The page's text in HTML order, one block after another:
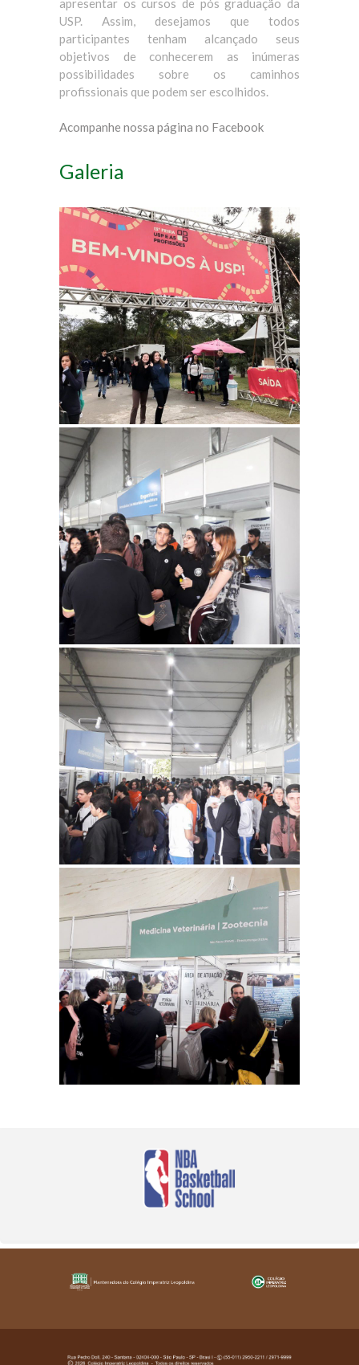
apresentar os cursos de pós graduação da
USP. Assim, desejamos que todos
participantes tenham alcançado seus
objetivos de conhecerem as inúmeras
possibilidades sobre os caminhos
profissionais que podem ser escolhidos.
Acompanhe nossa página no Facebook
Galeria